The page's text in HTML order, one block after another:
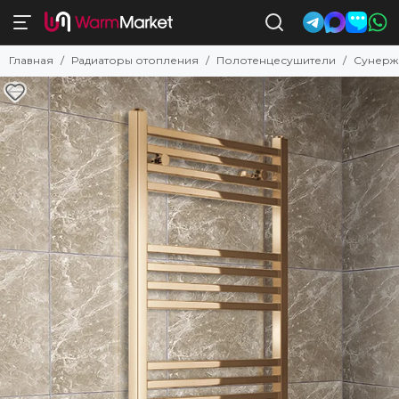
Полотенцесушители
Смотреть все товары
Комбинированные
Электрические
Водяные с нижним подключением
Электрические с полкой
Водяные с боковым подключением
С низким энергопотреблением
Недорогие электрические
Поворотные
Квадратные и прямоугольные
Узкие
Белые
Черные
Бронзовые
Золотые
Латунные
Главная Радиаторы отопления Полотенцесушители